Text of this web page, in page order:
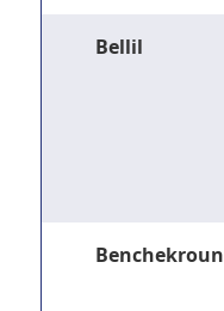
Bellil
Benchekroun